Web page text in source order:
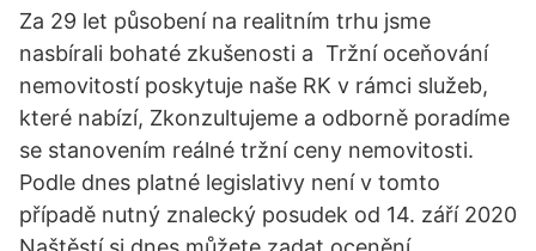
Za 29 let působení na realitním trhu jsme
nasbírali bohaté zkušenosti a Tržní oceňování
nemovitostí poskytuje naše RK v rámci služeb,
které nabízí, Zkonzultujeme a odborně poradíme
se stanovením reálné tržní ceny nemovitosti.
Podle dnes platné legislativy není v tomto
případě nutný znalecký posudek od 14. září 2020